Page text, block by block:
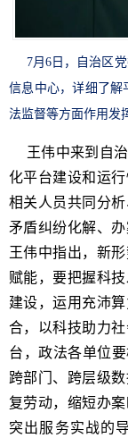
7月6日，自治区
信息中心，详细了解
法监督等方面作用发
王伟中来到自
化平台建设和运
相关人员共同分
矛盾纠纷化解、
王伟中指出，新
赋能，要把握科
建设，运用充沛
合，以科技助力
台，政法各单位
跨部门、跨层级
复劳动，缩短办
突出服务实战的